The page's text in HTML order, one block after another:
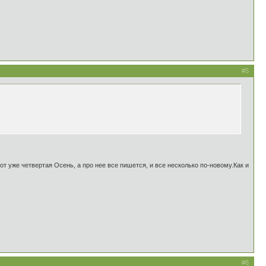
#5
уже четвертая Осень, а про нее все пишется, и все несколько по-новому.Как и
#6